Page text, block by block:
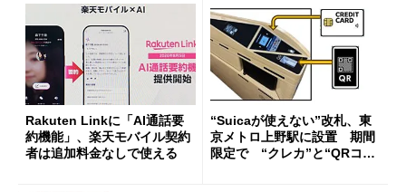
Rakuten Linkに「AI通話要
約機能」、楽天モバイル契約
者は追加料金なしで使える
“Suicaが使えない”改札、東
京メトロ上野駅に設置 期間
限定で “クレカ”と“QRコー